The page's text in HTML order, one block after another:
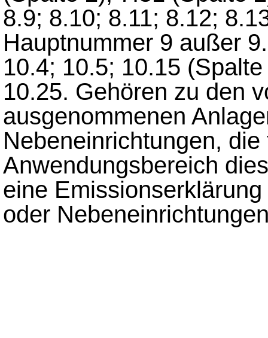
8.9; 8.10; 8.11; 8.12;
Hauptnummer 9 außer
10.4; 10.5; 10.15
10.25. Gehören zu den
ausgenommenen
Nebeneinrichtungen,
Anwendungsbereich
eine
oder